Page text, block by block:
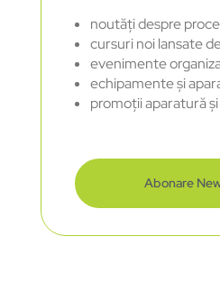
noutăți despre
cursuri noi lansate
evenimente
echipamente și
promoții aparatură
Abonare